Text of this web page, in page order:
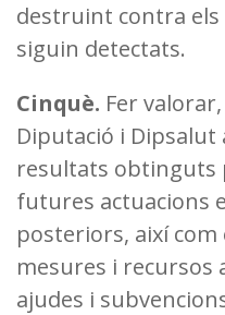
destruint contra
siguin detectats.
Cinquè. Fer
Diputació i
resultats obtinguts
futures actuacions
posteriors, així
mesures i recursos
ajudes i